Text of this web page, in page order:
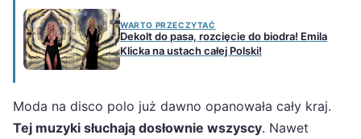
WARTO PRZECZYTAĆ
Dekolt do pasa, rozcięcie do biodra! Emila
Klicka na ustach całej Polski!
Moda na disco polo już dawno opanowała cały kraj.
Tej muzyki słuchają dosłownie wszyscy. Nawet